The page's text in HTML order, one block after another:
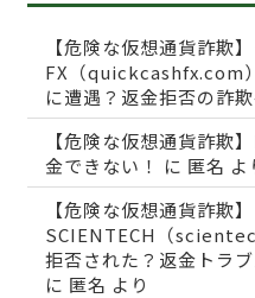
【危険な仮想通貨詐欺
FX（quickcashfx.com
に遭遇？返金拒否の詐
【危険な仮想通貨詐欺
金できない！
に 匿名 よ
【危険な仮想通貨詐欺】
SCIENTECH（
拒否された？返金トラ
に 匿名 より